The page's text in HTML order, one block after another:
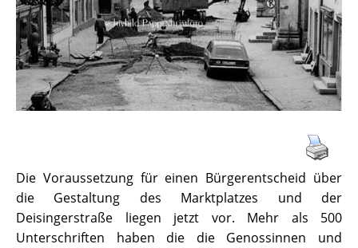
Die Voraussetzung für einen Bürgerentscheid über
die Gestaltung des Marktplatzes und der
Deisingerstraße liegen jetzt vor. Mehr als 500
Unterschriften haben die die Genossinnen und